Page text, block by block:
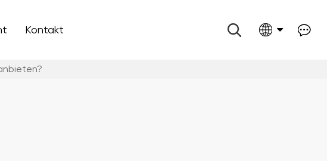
Kontakt